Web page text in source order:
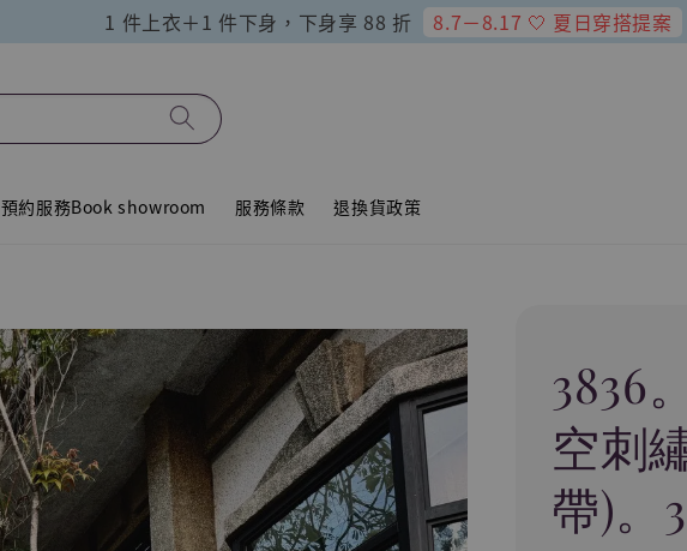
1 件上衣＋1 件下身，下身享 88 折 8.7－8.17 🤍 夏日穿搭提案
預約服務Book showroom 服務條款 退換貨政策
3836
空刺
帶)。